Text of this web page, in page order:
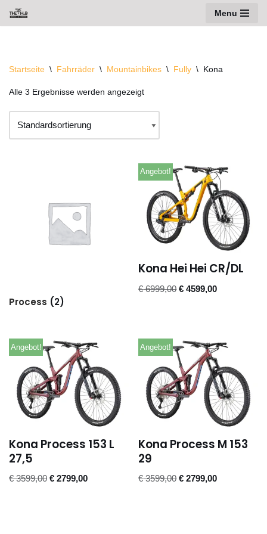
Menu
Startseite \ Fahrräder \ Mountainbikes \ Fully \ Kona
Alle 3 Ergebnisse werden angezeigt
Process (2)
Angebot!
Kona Hei Hei CR/DL
€6999,00 € 4599,00
Angebot!
Kona Process 153 L
27,5
€3599,00 € 2799,00
Angebot!
Kona Process M 153
29
€3599,00 € 2799,00